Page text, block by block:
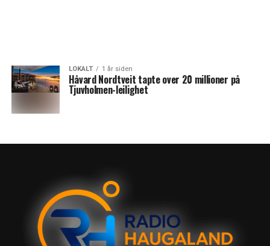
LOKALT 1 år siden
Håvard Nordtveit tapte over 20 millioner på
Tjuvholmen-leilighet